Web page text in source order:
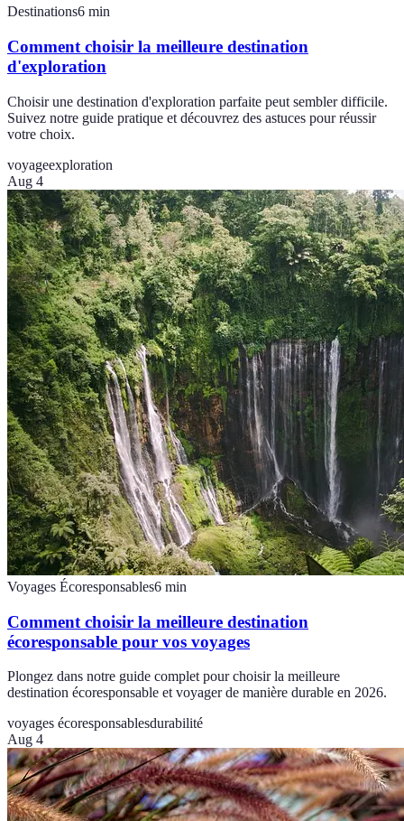
Destinations6 min
Comment choisir la meilleure destination
d'exploration
Choisir une destination d'exploration parfaite peut sembler difficile.
Suivez notre guide pratique et découvrez des astuces pour réussir
votre choix.
voyageexploration
Aug 4
Voyages Écoresponsables6 min
Comment choisir la meilleure destination
écoresponsable pour vos voyages
Plongez dans notre guide complet pour choisir la meilleure
destination écoresponsable et voyager de manière durable en 2026.
voyages écoresponsablesdurabilité
Aug 4